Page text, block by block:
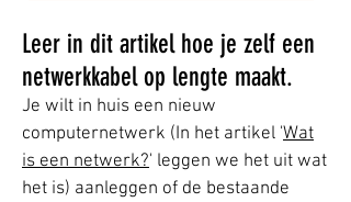
Leer in dit artikel hoe je zelf een
netwerkkabel op lengte maakt.
Je wilt in huis een nieuw
computernetwerk (In het artikel 'Wat
is een netwerk?' leggen we het uit wat
het is) aanleggen of de bestaande